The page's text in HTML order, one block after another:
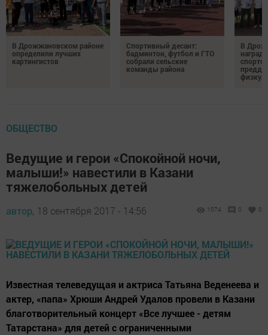
В Дрожжановском районе
определили лучших
картингистов
Спортивный десант:
бадминтон, футбол и ГТО
собрали сельские
команды района
В
ОБЩЕСТВО
Ведущие и герои «Спокойной ночи,
малыши!» навестили в Казани
тяжелобольных детей
автор, 18 сентября 2017 - 14:56 1074 0 0
Известная телеведущая и актриса Татьяна Веденеева и
актер, «папа» Хрюши Андрей Удалов провели в Казани
благотворительный концерт «Все лучшее - детям
Татарстана» для детей с ограниченными